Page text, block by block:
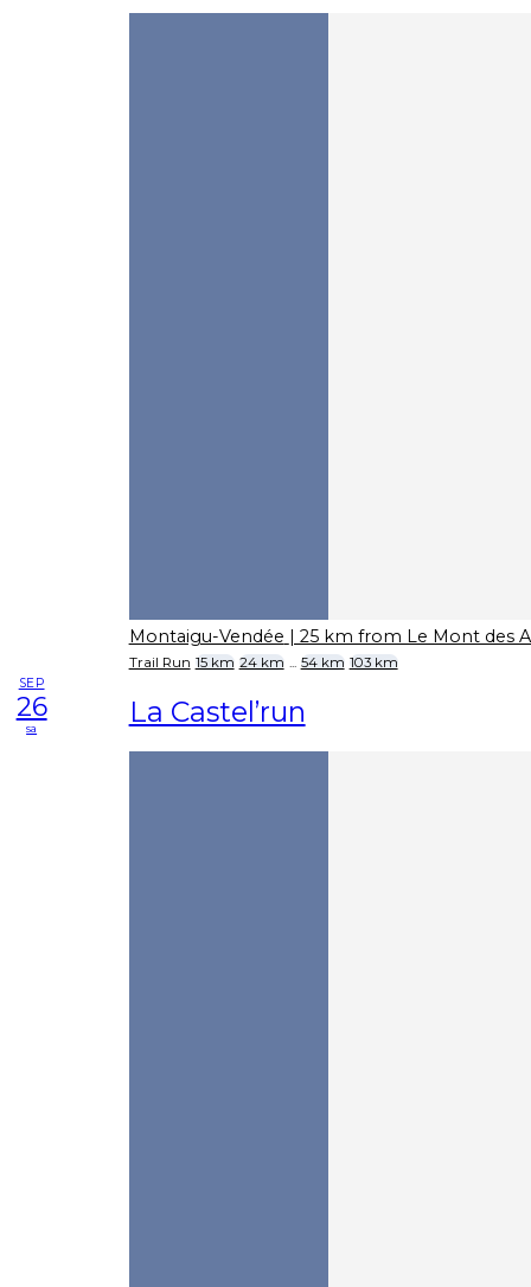
Montaigu-Vendée | 25 km from Le Mont des
Trail Run 15 km 24 km ... 54 km 103 km
SEP
26
sa La Castel’run